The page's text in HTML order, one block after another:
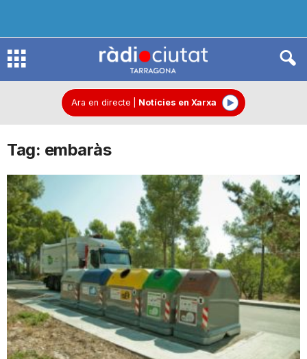
R
d
i
o
C
i
Ara en directe Notícies en Xarxa
Tag: embaràs